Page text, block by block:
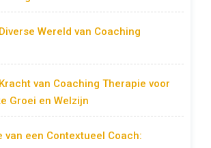
Wereld van Coaching
van Coaching Therapie voor
Groei en Welzijn
van een Contextueel Coach: